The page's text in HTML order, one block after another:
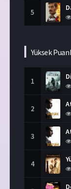
5
Yüksek
1
2
3
4